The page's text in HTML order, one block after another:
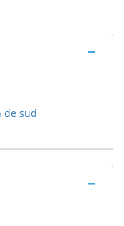
de sud